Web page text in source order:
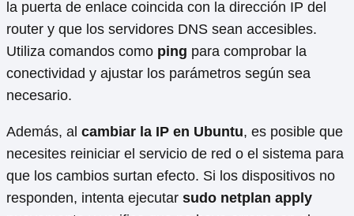
la puerta de enlace coincida con la dirección IP del
router y que los servidores DNS sean accesibles.
Utiliza comandos como ping para comprobar la
conectividad y ajustar los parámetros según sea
necesario.
Además, al cambiar la IP en Ubuntu, es posible que
necesites reiniciar el servicio de red o el sistema para
que los cambios surtan efecto. Si los dispositivos no
responden, intenta ejecutar sudo netplan apply